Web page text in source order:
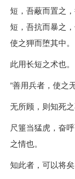
短，吾蔽而置之
短，吾抗而暴之
使之狎而堕其中。
此用长短之术也。
”善用兵者，使之
无所顾，则知死
尺箠当猛虎，奋
之情也。
知此者，可以将矣